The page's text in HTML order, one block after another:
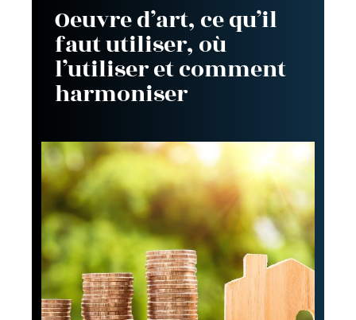
Oeuvre d’art, ce qu’il
faut utiliser, où
l’utiliser et comment
harmoniser